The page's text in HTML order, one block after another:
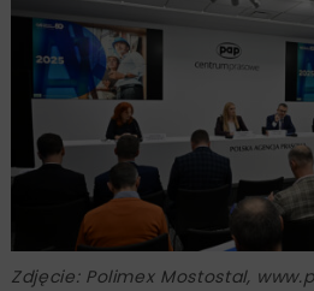
Zdjęcie: Polimex Mostostal,